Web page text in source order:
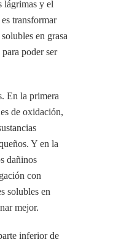
lágrimas y el
transformar
en grasa
poder ser
En la primera
de oxidación,
Y en la
dañinos
con
solubles en
mejor.
inferior de